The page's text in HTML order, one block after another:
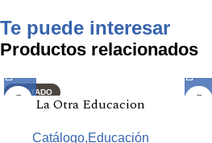
Te puede interesar
Productos relacionados
AGOTADO
La Otra Educacion
Catálogo,Educación